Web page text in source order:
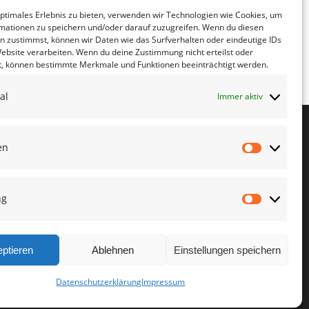
Erlebnis zu bieten, verwenden wir Technologien wie Cookies, um
zu speichern und/oder darauf zuzugreifen. Wenn du diesen
zustimmst, können wir Daten wie das Surfverhalten oder eindeutige IDs
verarbeiten. Wenn du deine Zustimmung nicht erteilst oder
können bestimmte Merkmale und Funktionen beeinträchtigt werden.
Immer aktiv
Ablehnen Einstellungen speichern
DatenschutzerklärungImpressum
und Masssenmigration” mit
am 05.11.24 von 16:00 – 17:00